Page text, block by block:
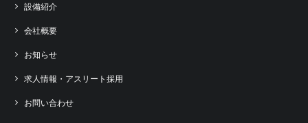
設備紹介
会社概要
お知らせ
求人情報・アスリート採用
お問い合わせ